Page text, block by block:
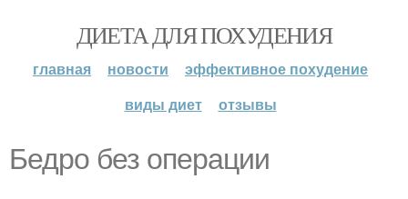
ДИЕТА ДЛЯ ПОХУДЕНИЯ
главная новости
эффективное похудение
виды диет
отзывы
Бедро без операции